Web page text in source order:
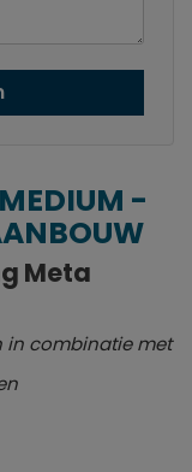
-
Meta
in combinatie met